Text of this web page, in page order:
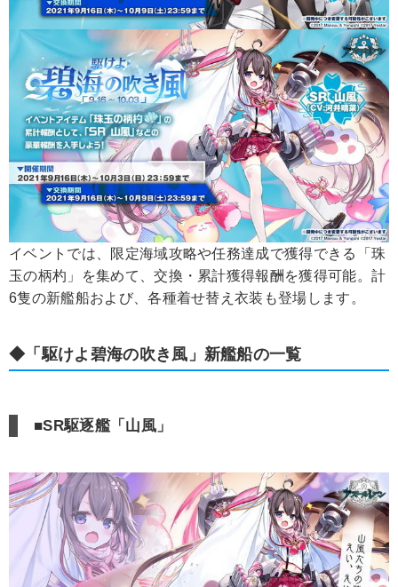
イベントでは、限定海域攻略や任務達成で獲得できる「珠
玉の柄杓」を集めて、交換・累計獲得報酬を獲得可能。計
6隻の新艦船および、各種着せ替え衣装も登場します。
◆「駆けよ碧海の吹き風」新艦船の一覧
■SR駆逐艦「山風」